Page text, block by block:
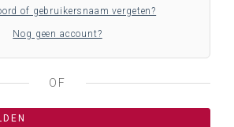
of gebruikersnaam vergeten?
Nog geen account?
OF